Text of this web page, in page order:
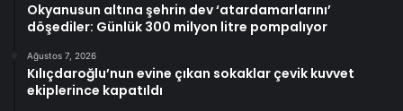
Okyanusun altına şehrin dev ‘atardamarlarını’
döşediler: Günlük 300 milyon litre pompalıyor
Ağustos 7, 2026
Kılıçdaroğlu’nun evine çıkan sokaklar çevik kuvvet
ekiplerince kapatıldı